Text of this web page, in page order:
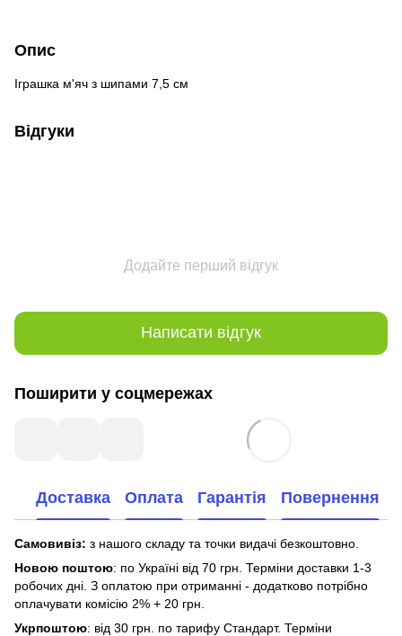
Опис
Іграшка м'яч з шипами 7,5 см
Відгуки
Додайте перший відгук
Написати відгук
Поширити у соцмережах
Доставка Оплата Гарантія Повернення
Самовивіз: з нашого складу та точки видачі безкоштовно.
Новою поштою: по Україні від 70 грн. Терміни доставки 1-3
робочих дні. З оплатою при отриманні - додатково потрібно
оплачувати комісію 2% + 20 грн.
Укрпоштою: від 30 грн. по тарифу Стандарт. Терміни